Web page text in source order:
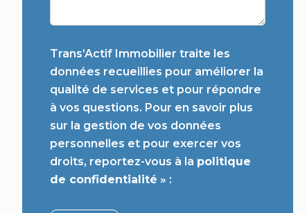
Trans’Actif Immobilier traite les
données recueillies pour améliorer la
qualité de services et pour répondre
à vos questions. Pour en savoir plus
sur la gestion de vos données
personnelles et pour exercer vos
droits, reportez-vous à la politique
de confidentialité » :